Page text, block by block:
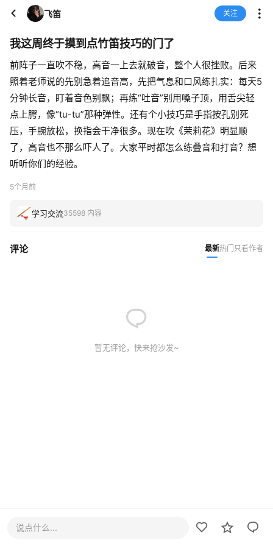
飞笛 关注
我这周终于摸到点竹笛技巧的门了
前阵子一直吹不稳，高音一上去就破音，整个人很挫败。后来
照着老师说的先别急着追音高，先把气息和口风练扎实：每天5
分钟长音，盯着音色别飘；再练“吐音”别用嗓子顶，用舌尖轻
点上腭，像“tu-tu”那种弹性。还有个小技巧是手指按孔别死
压，手腕放松，换指会干净很多。现在吹《茉莉花》明显顺
了，高音也不那么吓人了。大家平时都怎么练叠音和打音？想
听听你们的经验。
5个月前
学习交流35598 内容
评论 最新热门 只看作者
暂无评论，快来抢沙发~
说点什么...